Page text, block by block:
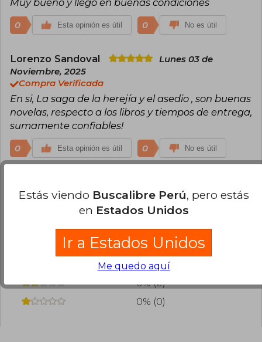
encuentran Angels of Caliban, Ravenwing y The
First Heretic, todas dentro del sello Black Library.
También ha publicado trabajos independientes,
demostrando una voz versátil y sólida más allá
obra: Angels of Caliban.
Muy bueno y llego en buenas condiciones
0 Esta opinión es útil 0 No es útil
Lorenzo Sandoval
Lunes 03 de
Noviembre, 2025
Compra Verificada
En si, La saga de la herejía y el asedio , son buenas
novelas, respecto a los libros y tiempos de entrega,
sumamente confiables!
0 Esta opinión es útil 0 No es útil
agregar tu propia evaluación.
100% (2)
0% (0)
0% (0)
0% (0)
0% (0)
Estás viendo Buscalibre Perú, pero estás
en Estados Unidos
Ir a Estados Unidos
Me quedo aquí